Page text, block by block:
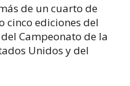
de un cuarto de
cinco ediciones del
Campeonato de la
Unidos y del